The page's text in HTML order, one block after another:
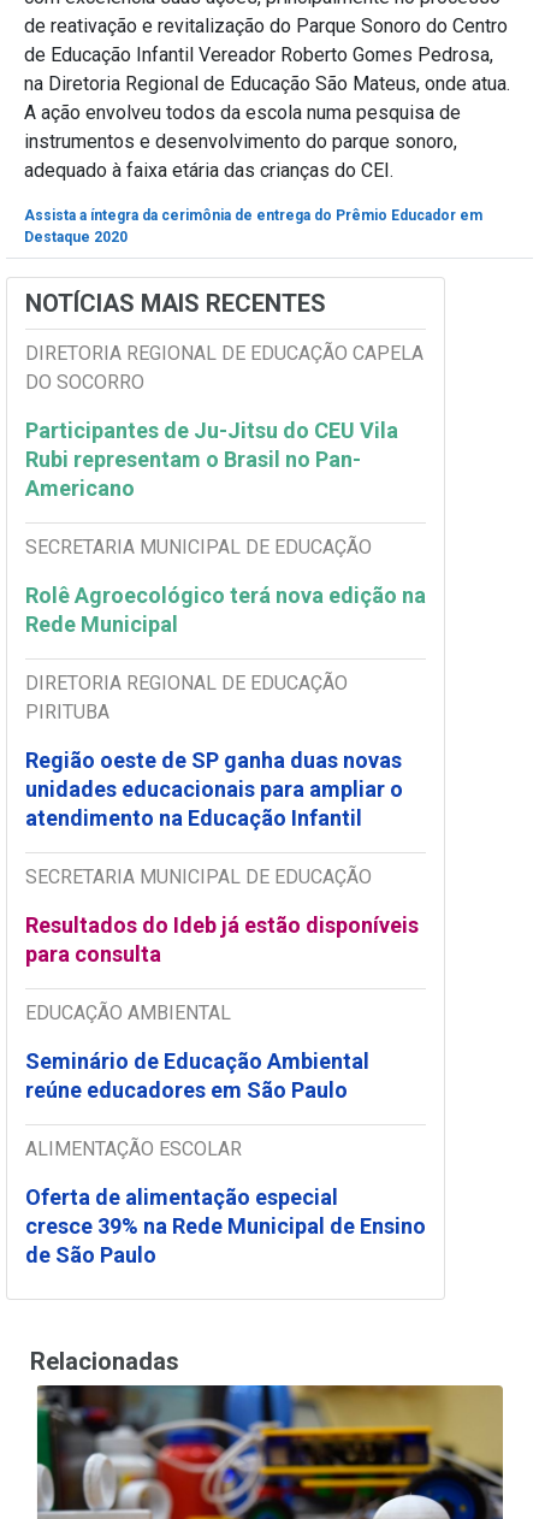
de reativação e revitalização do Parque Sonoro do Centro
de Educação Infantil Vereador Roberto Gomes Pedrosa,
na Diretoria Regional de Educação São Mateus, onde atua.
A ação envolveu todos da escola numa pesquisa de
instrumentos e desenvolvimento do parque sonoro,
adequado à faixa etária das crianças do CEI.
Assista a íntegra da cerimônia de entrega do Prêmio Educador em
Destaque 2020
NOTÍCIAS MAIS RECENTES
DIRETORIA REGIONAL DE EDUCAÇÃO CAPELA
DO SOCORRO
Participantes de Ju-Jitsu do CEU Vila
Rubi representam o Brasil no Pan-
Americano
SECRETARIA MUNICIPAL DE EDUCAÇÃO
Rolê Agroecológico terá nova edição na
Rede Municipal
DIRETORIA REGIONAL DE EDUCAÇÃO
PIRITUBA
Região oeste de SP ganha duas novas
unidades educacionais para ampliar o
atendimento na Educação Infantil
SECRETARIA MUNICIPAL DE EDUCAÇÃO
Resultados do Ideb já estão disponíveis
para consulta
EDUCAÇÃO AMBIENTAL
Seminário de Educação Ambiental
reúne educadores em São Paulo
ALIMENTAÇÃO ESCOLAR
Oferta de alimentação especial
cresce 39% na Rede Municipal de Ensino
de São Paulo
Relacionadas